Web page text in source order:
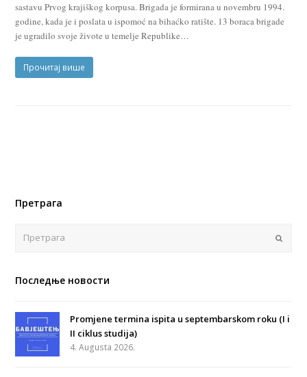
sastavu Prvog krajiškog korpusa. Brigada je formirana u novembru 1994.
godine, kada je i poslata u ispomoć na bihaćko ratište. 13 boraca brigade
je ugradilo svoje živote u temelje Republike…
Прочитај више
Претрага
Последње новости
Promjene termina ispita u septembarskom roku (I i
II ciklus studija)
4. Augusta 2026.